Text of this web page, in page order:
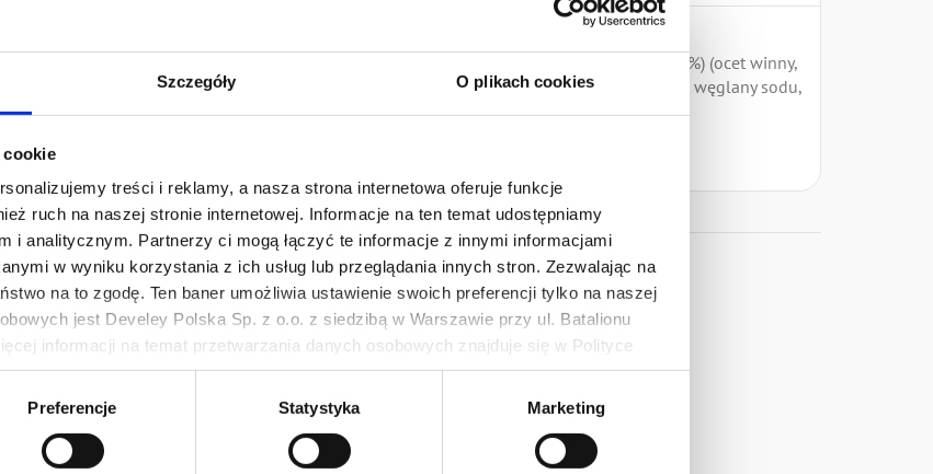
Szczegóły O plikach cookies
treści i reklamy, a nasza strona internetowa oferuje funkcje
ruch na naszej stronie internetowej. Informacje na ten temat udostępniamy
i analitycznym. Partnerzy ci mogą łączyć te informacje z innymi informacjami
w wyniku korzystania z ich usług lub przeglądania innych stron. Zezwalając na
na to zgodę. Ten baner umożliwia ustawienie swoich preferencji tylko na naszej
jest Develey Polska Sp. z o.o. z siedzibą w Warszawie przy ul. Batalionu
informacji na temat przetwarzania danych osobowych znajduje się w Polityce
preferencji tylko na naszej stronie. Administratorem danych osobowych jest
wPolityki prywatności
Preferencje Statystyka Marketing
ocet spirytusowy*, nierafinowany cukier trzcinowy (6%), biały ocet balsamiczny (5,8%) (ocet winny,
moszcz winogronowy), sól kamienna*, zioła*, papryka*, regulatory kwasowości: octany sodu, węglany sodu,
guma ksantanowa, ekstrakty przypraw*.
Pakiety i Zestawy